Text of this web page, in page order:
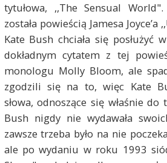
tytułowa, ,,The Sensual
została powieścią Jamesa Joyce’a
Kate Bush chciała się posłużyć
dokładnym cytatem z tej
monologu Molly Bloom, ale
zgodzili się na to, więc Kate
słowa, odnoszące się właśnie
Bush nigdy nie wydawała
zawsze trzeba było na nie
ale po wydaniu w roku 1993